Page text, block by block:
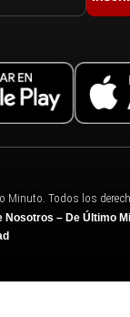
Minuto. Todos los
Nosotros – De Último